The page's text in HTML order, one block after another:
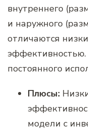
внутреннего
и наружного
отличаются
постоянного
Плюсы:
модели с